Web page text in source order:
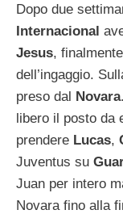
Dopo due
Internacional
Jesus,
dell’ingaggio.
preso dal Novara
libero il posto da
prendere Lucas,
Juventus su
Juan per intero
Novara fino alla